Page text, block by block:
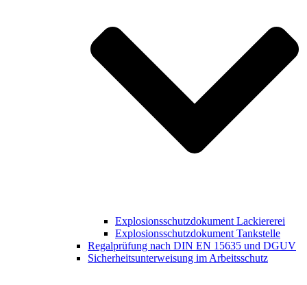
Explosionsschutzdokument Lackiererei
Explosionsschutzdokument Tankstelle
Regalprüfung nach DIN EN 15635 und DGUV
Sicherheitsunterweisung im Arbeitsschutz